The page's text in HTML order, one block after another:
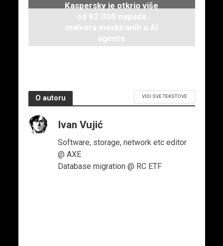
Kaspersky je otkrio više
od 92.000 napada
malvera maskiranih u AI
agente
O autoru VIDI SVE TEKSTOVE
Ivan Vujić
Software, storage, network etc editor
@ AXE
Database migration @ RC ETF